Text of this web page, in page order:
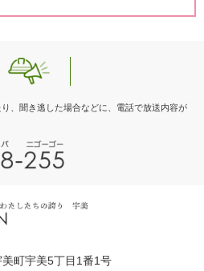
、聞き逃した場合などに、電話で放送内容が
町宇美5丁目1番1号